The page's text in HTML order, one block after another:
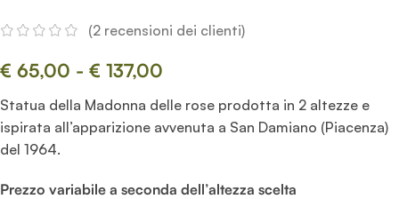
(2 recensioni dei clienti)
€ 65,00 - € 137,00
Statua della Madonna delle rose prodotta in 2 altezze e
ispirata all’apparizione avvenuta a San Damiano (Piacenza)
del 1964.
Prezzo variabile a seconda dell’altezza scelta